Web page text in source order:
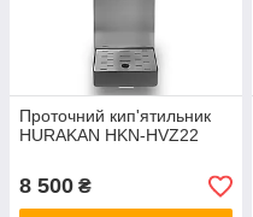
Проточний кип'ятильник
HURAKAN HKN-HVZ22
8 500 ₴